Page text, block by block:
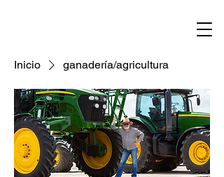
Inicio ganadería/agricultura